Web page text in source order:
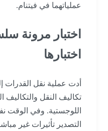
عملياتهما في فيتنام.
اختبار مرونة
اختبارها
أدت عملية نقل القدرات
تكاليف النقل والتكاليف
اللوجستية. وفي الوقت
التصدير تأثيرات غير مباشرة